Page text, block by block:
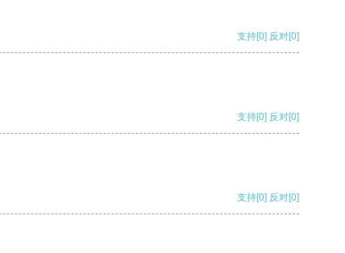
支持[0] 反对[0]
支持[0] 反对[0]
支持[0] 反对[0]